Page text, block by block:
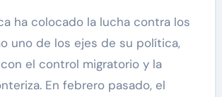
ha colocado la lucha contra los
uno de los ejes de su política,
el control migratorio y la
En febrero pasado, el